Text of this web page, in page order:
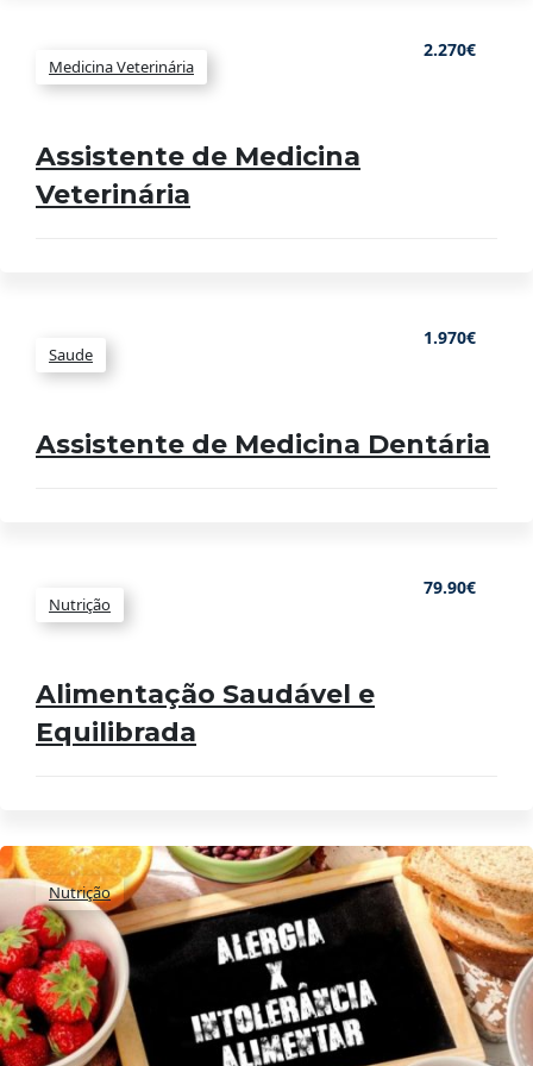
Medicina Veterinária
2.270€
Assistente de Medicina
Veterinária
Saude
1.970€
Assistente de Medicina Dentária
Nutrição
79.90€
Alimentação Saudável e
Equilibrada
Nutrição